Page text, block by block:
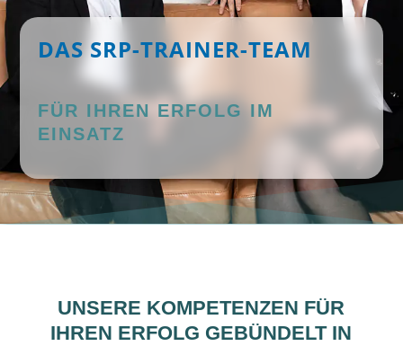
DAS SRP-TRAINER-TEAM
FÜR IHREN ERFOLG IM
EINSATZ
UNSERE KOMPETENZEN FÜR
IHREN ERFOLG GEBÜNDELT IN